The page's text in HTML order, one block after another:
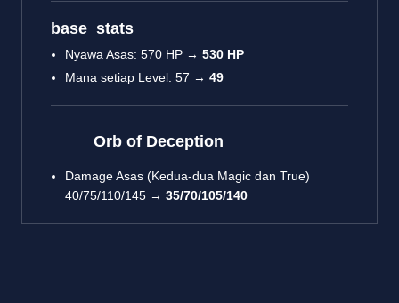
base_stats
Nyawa Asas: 570 HP → 530 HP
Mana setiap Level: 57 → 49
Orb of Deception
Damage Asas (Kedua-dua Magic dan True)
40/75/110/145 → 35/70/105/140